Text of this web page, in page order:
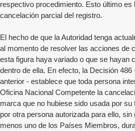
respectivo procedimiento. Esto último
cancelación parcial del registro.
El hecho de que la Autoridad tenga
al momento de resolver las acciones de
esta figura haya variado o que se hayan
dentro de ella. En efecto, la Decisión
anterior - establece que toda persona
Oficina Nacional Competente la
marca que no hubiese sido usada por su
por otra persona autorizada para ello, sin
menos uno de los Países Miembros,